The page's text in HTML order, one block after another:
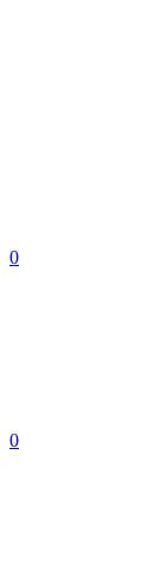
0
0